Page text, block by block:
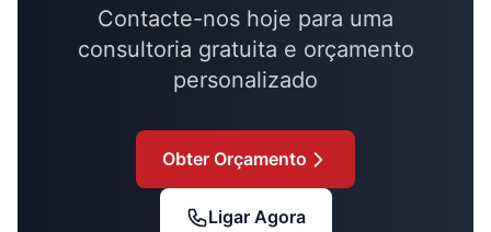
Contacte-nos hoje para uma
consultoria gratuita e orçamento
personalizado
Obter Orçamento
Ligar Agora